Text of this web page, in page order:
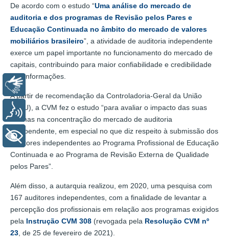
De acordo com o estudo “Uma análise do mercado de
auditoria e dos programas de Revisão pelos Pares e
Educação Continuada no âmbito do mercado de valores
mobiliários brasileiro”, a atividade de auditoria independente
exerce um papel importante no funcionamento do mercado de
capitais, contribuindo para maior confiabilidade e credibilidade
das informações.
A partir de recomendação da Controladoria-Geral da União
(CGU), a CVM fez o estudo “para avaliar o impacto das suas
normas na concentração do mercado de auditoria
independente, em especial no que diz respeito à submissão dos
auditores independentes ao Programa Profissional de Educação
Continuada e ao Programa de Revisão Externa de Qualidade
pelos Pares”.
Além disso, a autarquia realizou, em 2020, uma pesquisa com
167 auditores independentes, com a finalidade de levantar a
percepção dos profissionais em relação aos programas exigidos
pela Instrução CVM 308 (revogada pela Resolução CVM nº
23 , de 25 de fevereiro de 2021).
Voz
+ Acessibilidade